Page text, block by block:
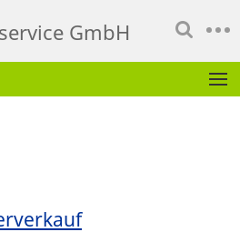
GmbH